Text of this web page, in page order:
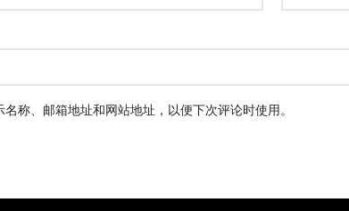
称、邮箱地址和网站地址，以便下次评论时使用。